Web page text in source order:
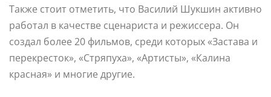
Также стоит отметить, что Василий Шукшин активно
работал в качестве сценариста и режиссера. Он
создал более 20 фильмов, среди которых «Застава и
перекресток», «Стряпуха», «Артисты», «Калина
красная» и многие другие.